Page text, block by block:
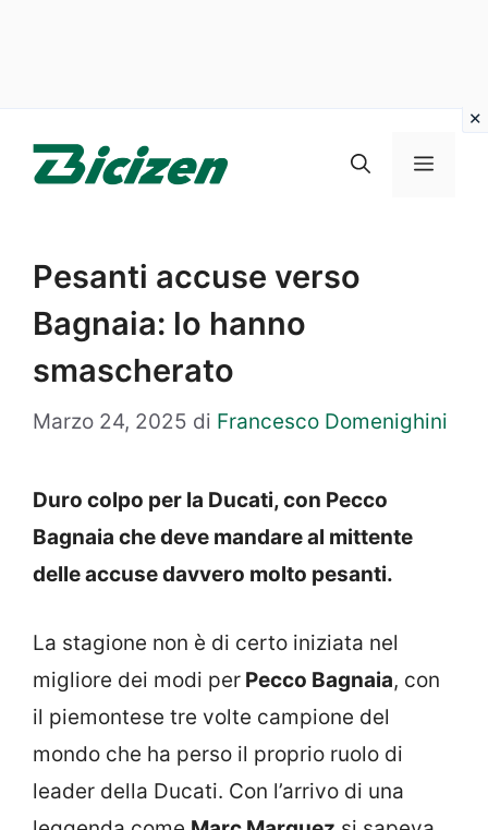
Menu
Pesanti accuse verso
Bagnaia: lo hanno
smascherato
Marzo 24, 2025 di Francesco Domenighini
Duro colpo per la Ducati, con Pecco
Bagnaia che deve mandare al mittente
delle accuse davvero molto pesanti.
La stagione non è di certo iniziata nel
migliore dei modi per Pecco Bagnaia, con
il piemontese tre volte campione del
mondo che ha perso il proprio ruolo di
leader della Ducati. Con l’arrivo di una